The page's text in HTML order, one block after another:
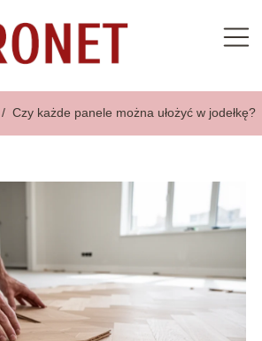
/ Czy każde panele można ułożyć w jodełkę?